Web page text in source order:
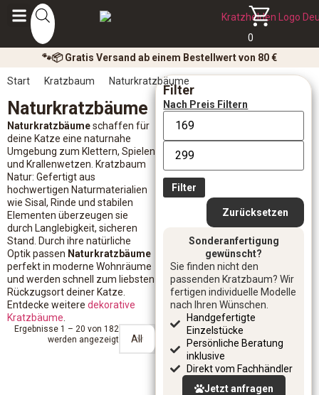
0
🐾📦 Gratis Versand ab einem Bestellwert von 80 €
Filter
Nach Preis Filtern
Filter
Zurücksetzen
Sonderanfertigung
gewünscht?
Sie finden nicht den
passenden Kratzbaum? Wir
fertigen individuelle Modelle
nach Ihren Wünschen.
Handgefertigte
Einzelstücke
Persönliche Beratung
inklusive
Direkt vom Fachhändler
Jetzt anfragen
Start Kratzbaum Naturkratzbäume
Naturkratzbäume
Naturkratzbäumeschaffen für
deine Katze eine naturnahe
Umgebung zum Klettern, Spielen
und Krallenwetzen. Kratzbaum
Natur: Gefertigt aus
hochwertigen Naturmaterialien
wie Sisal, Rinde und stabilen
Elementen überzeugen sie
durch Langlebigkeit, sicheren
Stand. Durch ihre natürliche
Optik passen Naturkratzbäume
perfekt in moderne Wohnräume
und werden schnell zum liebsten
Rückzugsort deiner Katze.
Entdecke weitere dekorative
Kratzbäume
Ergebnisse 1 – 20 von 182
werden angezeigt